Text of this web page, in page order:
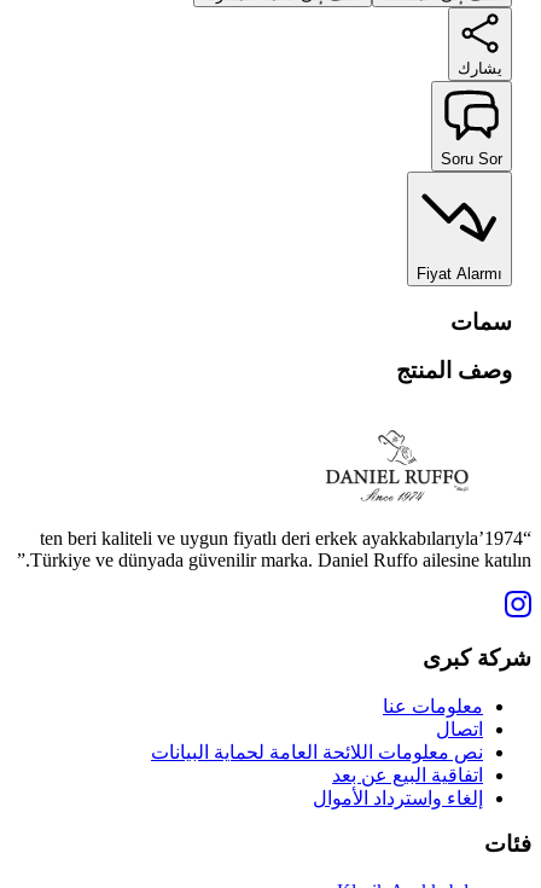
يشارك
Soru Sor
Fiyat Alarmı
سمات
وصف المنتج
“1974’ten beri kaliteli ve uygun fiyatlı deri erkek ayakkabılarıyla
Türkiye ve dünyada güvenilir marka. Daniel Ruffo ailesine katılın.”
شركة كبرى
معلومات عنا
اتصال
نص معلومات اللائحة العامة لحماية البيانات
اتفاقية البيع عن بعد
إلغاء واسترداد الأموال
فئات